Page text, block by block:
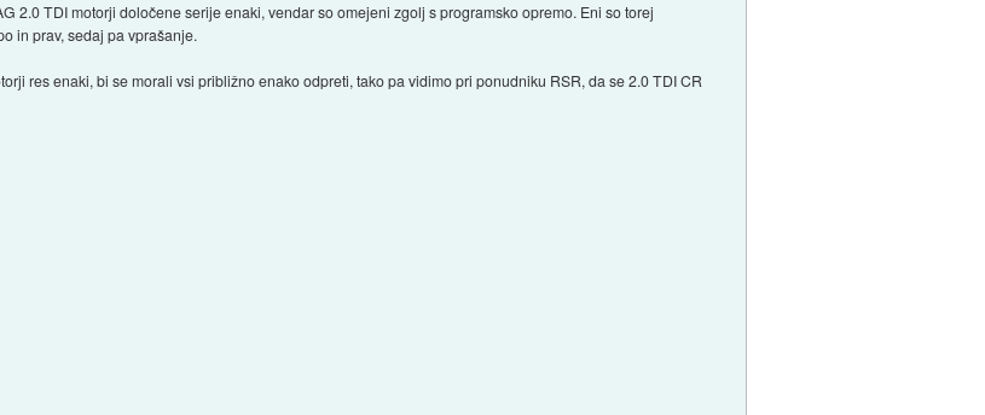
2.0 TDI motorji določene serije enaki, vendar so omejeni zgolj s programsko opremo. Eni so torej
in prav, sedaj pa vprašanje.
res enaki, bi se morali vsi približno enako odpreti, tako pa vidimo pri ponudniku RSR, da se 2.0 TDI CR